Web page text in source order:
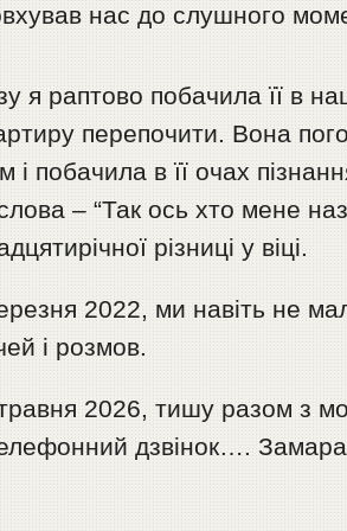
нас до слушного
я раптово побачила її в
перепочити. Вона
і побачила в її очах
– “Так ось хто мене
різниці у віці.
2022, ми навіть не
і розмов.
2026, тишу разом з
дзвінок….